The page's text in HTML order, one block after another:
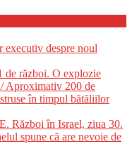
executiv despre noul
război. O explozie
Aproximativ 200 de
în timpul bătăliilor
Război în Israel, ziua 30.
spune că are nevoie de